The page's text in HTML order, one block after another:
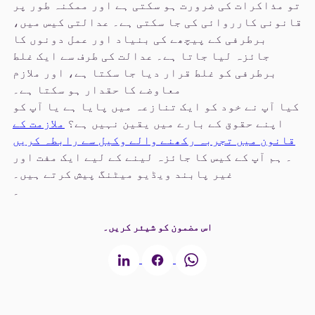
تو مذاکرات کی ضرورت ہو سکتی ہے اور ممکنہ طور پر
قانونی کارروائی کی جا سکتی ہے۔ عدالتی کیس میں،
برطرفی کے پیچھے کی بنیاد اور عمل دونوں کا
جائزہ لیا جاتا ہے۔ عدالت کی طرف سے ایک غلط
برطرفی کو غلط قرار دیا جا سکتا ہے، اور ملازم
معاوضے کا حقدار ہو سکتا ہے۔
کیا آپ نے خود کو ایک تنازعہ میں پایا ہے یا آپ کو
اپنے حقوق کے بارے میں یقین نہیں ہے؟ ملازمت کے
قانون میں تجربہ رکھنے والے وکیل سے رابطہ کریں
۔ ہم آپ کے کیس کا جائزہ لینے کے لیے ایک مفت اور
غیر پابند ویڈیو میٹنگ پیش کرتے ہیں۔
۔
اس مضمون کو شیئر کریں۔